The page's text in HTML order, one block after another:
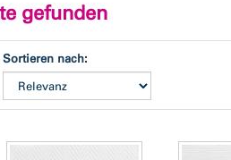
gefunden
Sortieren nach: